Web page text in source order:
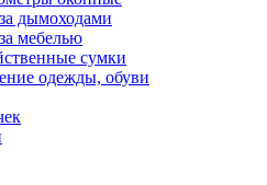
дымоходами
мебелью
сумки
одежды, обуви